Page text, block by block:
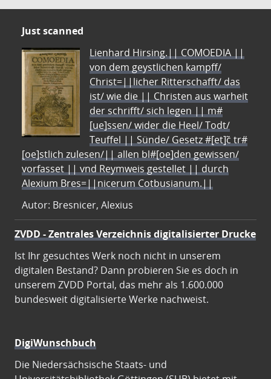
Just scanned
Lienhard Hirsing.|| COMOEDIA ||
von dem geystlichen kampff/
Christ=||licher Ritterschafft/ das
ist/ wie die || Christen aus warheit
der schrifft/ sich legen || m#
[ue]ssen/ wider die Heel/ Todt/
Teuffel || Sünde/ Gesetz #[et]c̃ tr#
[oe]stlich zulesen/|| allen bl#[oe]den gewissen/
vorfasset || vnd Reymweis gestellet || durch
Alexium Bres=||nicerum Cotbusianum.||
Autor: Bresnicer, Alexius
ZVDD - Zentrales Verzeichnis digitalisierter Drucke
Ist Ihr gesuchtes Werk noch nicht in unserem
digitalen Bestand? Dann probieren Sie es doch in
unserem ZVDD Portal, das mehr als 1.600.000
bundesweit digitalisierte Werke nachweist.
DigiWunschbuch
Die Niedersächsische Staats- und